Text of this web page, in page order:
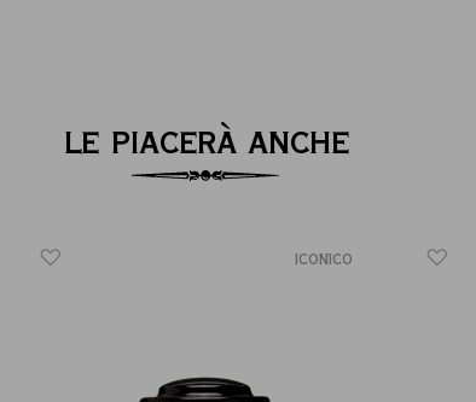
LE PIACERÀ ANCHE
ICONICO